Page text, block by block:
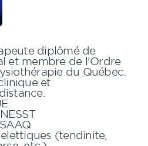
diplômé de
et membre de l'Ordre
du Québec.
et
(tendinite,